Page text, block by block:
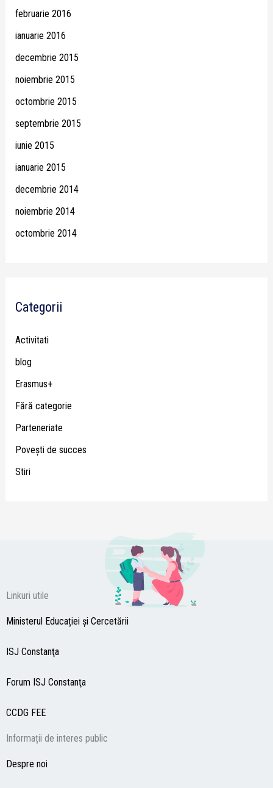
februarie 2016
ianuarie 2016
decembrie 2015
noiembrie 2015
octombrie 2015
septembrie 2015
iunie 2015
ianuarie 2015
decembrie 2014
noiembrie 2014
octombrie 2014
Categorii
Activitati
blog
Erasmus+
Fără categorie
Parteneriate
Poveşti de succes
Stiri
Linkuri utile
Ministerul Educației și Cercetării
ISJ Constanţa
Forum ISJ Constanţa
CCDG FEE
Informații de interes public
Despre noi